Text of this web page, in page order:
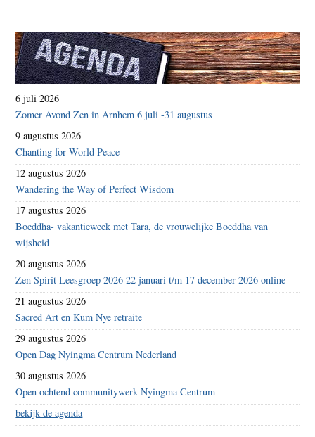
6 juli 2026
Zomer Avond Zen in Arnhem 6 juli -31 augustus
9 augustus 2026
Chanting for World Peace
12 augustus 2026
Wandering the Way of Perfect Wisdom
17 augustus 2026
Boeddha- vakantieweek met Tara, de vrouwelijke Boeddha van
wijsheid
20 augustus 2026
Zen Spirit Leesgroep 2026 22 januari t/m 17 december 2026 online
21 augustus 2026
Sacred Art en Kum Nye retraite
29 augustus 2026
Open Dag Nyingma Centrum Nederland
30 augustus 2026
Open ochtend communitywerk Nyingma Centrum
bekijk de agenda